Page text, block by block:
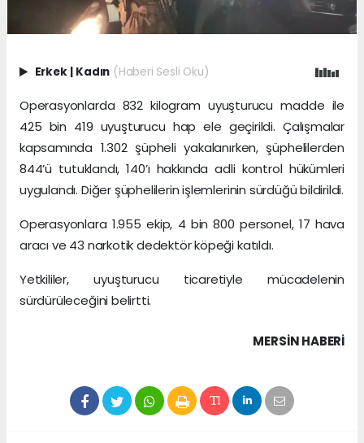
Erkek | Kadın (Haberi Sesli Oku)
Operasyonlarda 832 kilogram uyuşturucu madde ile
425 bin 419 uyuşturucu hap ele geçirildi. Çalışmalar
kapsamında 1.302 şüpheli yakalanırken, şüphelilerden
844’ü tutuklandı, 140’ı hakkında adli kontrol hükümleri
uygulandı. Diğer şüphelilerin işlemlerinin sürdüğü bildirildi.
Operasyonlara 1.955 ekip, 4 bin 800 personel, 17 hava
aracı ve 43 narkotik dedektör köpeği katıldı.
Yetkililer, uyuşturucu ticaretiyle mücadelenin
sürdürüleceğini belirtti.
MERSIN HABERİ